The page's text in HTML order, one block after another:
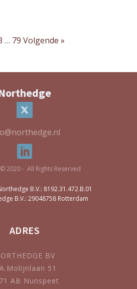
… 79 Volgende »
2020 - All Rights Reserved
B.V.: 8192.31.472.B.01
B.V.: 29048758 Rotterdam
ADRES
BV
51
AB Nunspeet